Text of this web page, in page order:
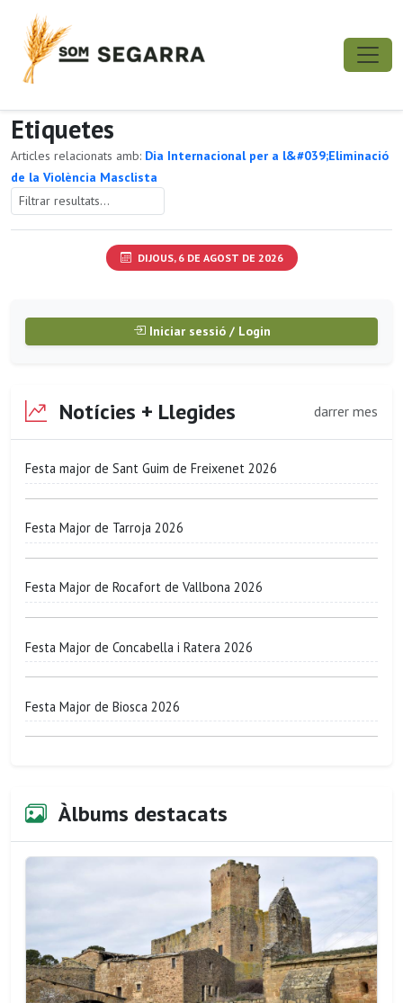
Etiquetes
Articles relacionats amb: Dia Internacional per a l&#039;Eliminació
de la Violència Masclista
DIJOUS, 6 DE AGOST DE 2026
Iniciar sessió / Login
Notícies + Llegides darrer mes
Festa major de Sant Guim de Freixenet 2026
Festa Major de Tarroja 2026
Festa Major de Rocafort de Vallbona 2026
Festa Major de Concabella i Ratera 2026
Festa Major de Biosca 2026
Àlbums destacats